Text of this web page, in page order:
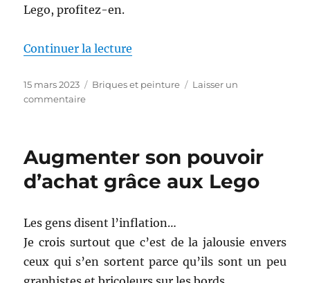
Lego, profitez-en.
Continuer la lecture
Publié
le
15 mars 2023 Catégories
Briques et peinture
Laisser un
commentairesur
(Lego
Augmenter son pouvoir
d’achat grâce aux Lego
Les gens disent l’inflation…
Je crois surtout que c’est de la jalousie envers
ceux qui s’en sortent parce qu’ils sont un peu